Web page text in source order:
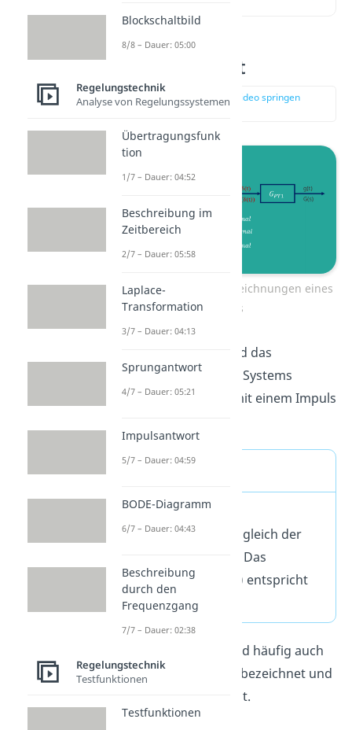
Impulsantwort
zur Stelle im Video springen
(00:14)
Übersicht der Signalbezeichnungen eines
Systems
Als Impulsantwort wird das
Ausgangssignal
eines Systems
bezeichnet, welches mit einem Impuls
Merke:
In diesem Fall ist das
Eingangssignal x
(t) gleich der
. Das
Ausgangssignal x
(t) entspricht
der Impulsantwort.
Die Impulsantwort wird häufig auch
alsGewichtsfunktion
bezeichnet und
wird mit g(t) abgekürzt.
Blockschaltbild
8/8 – Dauer: 05:00
Regelungstechnik
Analyse von Regelungssystemen
Übertragungsfunk
tion
1/7 – Dauer: 04:52
Beschreibung im
Zeitbereich
2/7 – Dauer: 05:58
Laplace-
Transformation
3/7 – Dauer: 04:13
Sprungantwort
4/7 – Dauer: 05:21
Impulsantwort
5/7 – Dauer: 04:59
BODE-Diagramm
6/7 – Dauer: 04:43
Beschreibung
durch den
Frequenzgang
7/7 – Dauer: 02:38
Regelungstechnik
Testfunktionen
Testfunktionen